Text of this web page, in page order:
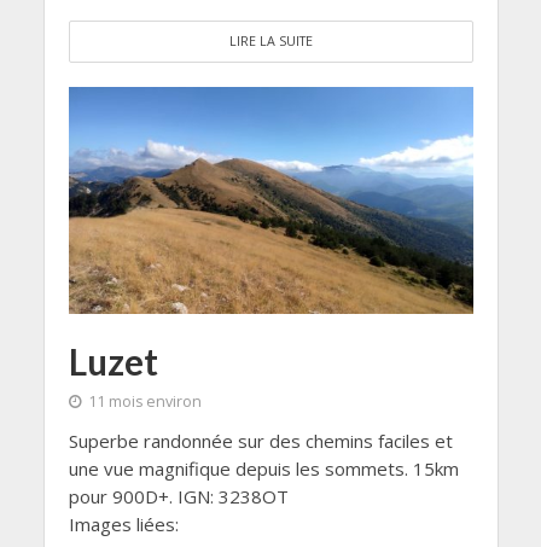
LIRE LA SUITE
Luzet
11 mois environ
Superbe randonnée sur des chemins faciles et
une vue magnifique depuis les sommets. 15km
pour 900D+. IGN: 3238OT
Images liées: